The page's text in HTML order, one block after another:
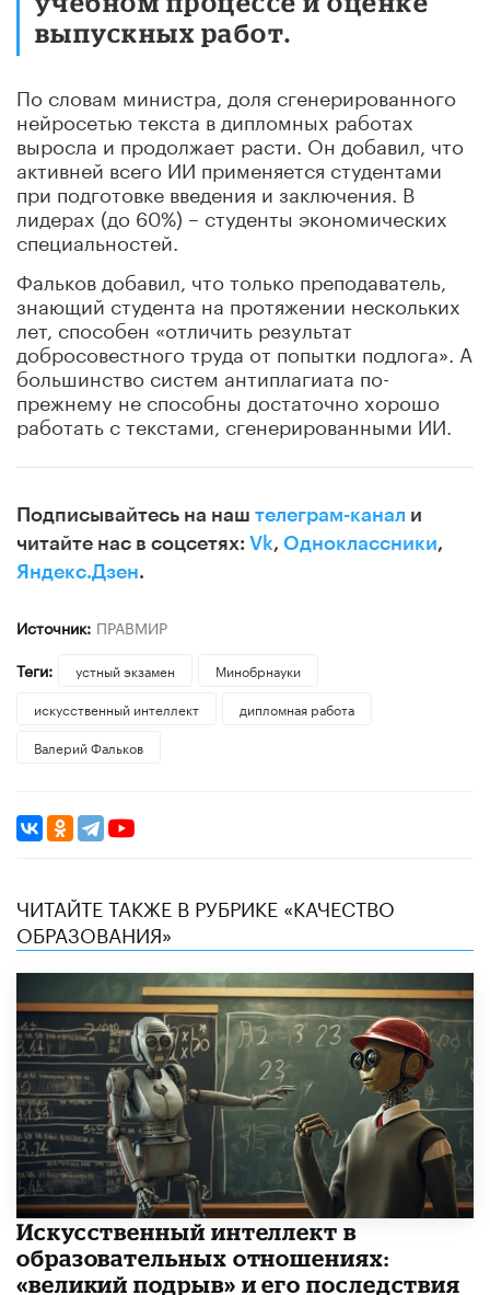
выпускных работ.
По словам министра, доля сгенерированного
нейросетью текста в дипломных работах
выросла и продолжает расти. Он добавил, что
активней всего ИИ применяется студентами
при подготовке введения и заключения. В
лидерах (до 60%) – студенты экономических
специальностей.
Фальков добавил, что только преподаватель,
знающий студента на протяжении нескольких
лет, способен «отличить результат
добросовестного труда от попытки подлога». А
большинство систем антиплагиата по-
прежнему не способны достаточно хорошо
работать с текстами, сгенерированными ИИ.
Подписывайтесь на наш телеграм-канал и
читайте нас в соцсетях: Vk, Одноклассники,
Яндекс.Дзен.
Источник: ПРАВМИР
Теги:
устный экзамен
Минобрнауки
искусственный интеллект
дипломная работа
Валерий Фальков
ЧИТАЙТЕ ТАКЖЕ В РУБРИКЕ «КАЧЕСТВО
ОБРАЗОВАНИЯ»
​Искусственный интеллект в
образовательных отношениях:
«великий подрыв» и его последствия